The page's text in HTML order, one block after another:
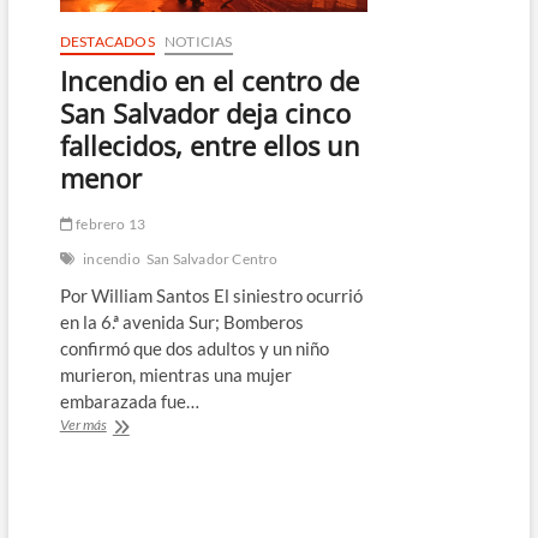
DESTACADOS NOTICIAS
Incendio en el centro de
San Salvador deja cinco
fallecidos, entre ellos un
menor
febrero 13
incendio San Salvador Centro
Por William Santos El siniestro ocurrió
en la 6.ª avenida Sur; Bomberos
confirmó que dos adultos y un niño
murieron, mientras una mujer
embarazada fue…
Ver másIncendio